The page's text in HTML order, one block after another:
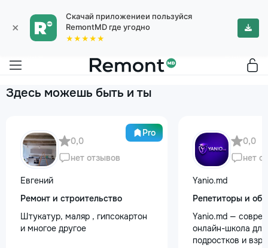
×
Скачай приложениеи пользуйся
RemontMD где угодно
★★★★★
Здесь можешь быть и ты
Pro
0,0
нет отзывов
Евгений
Ремонт и строительство
Штукатур, маляр , гипсокартон
и многое другое
0,0
нет
Yanio.md
Репетиторы и
Yanio.md —
онлайн-школа для
подростков и